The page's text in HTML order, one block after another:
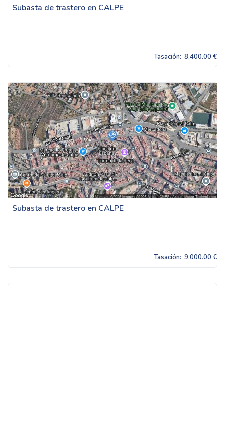
Subasta de trastero en CALPE
Tasación: 8,400.00 €
Subasta de trastero en CALPE
Tasación: 9,000.00 €